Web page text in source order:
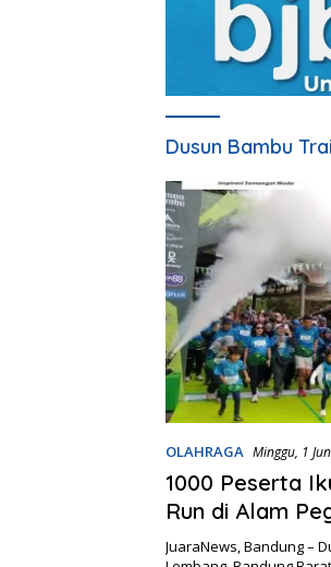
Dusun Bambu
OLAHRAGA Minggu, 1
1000 Peserta
Run di Alam
JuaraNews, Bandung –